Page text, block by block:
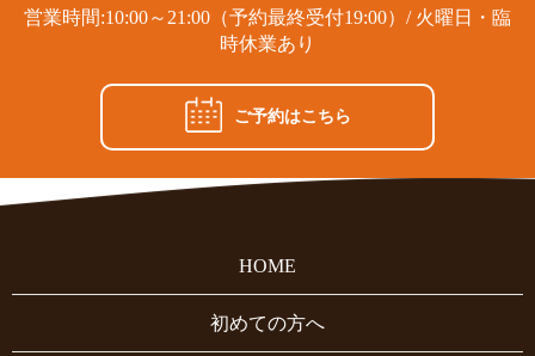
営業時間:10:00～21:00（予約最終受付19:00）/ 火曜日・臨
時休業あり
ご予約はこちら
HOME
初めての方へ